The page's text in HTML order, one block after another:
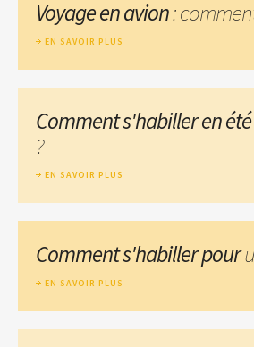
Voyage en avion:
EN SAVOIR PLUS
Comment s'habiller en été
?
EN SAVOIR PLUS
Comment s'habiller pour
EN SAVOIR PLUS